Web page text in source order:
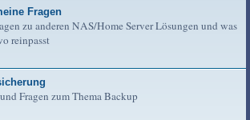
Fragen
zu anderen NAS/Home Server Lösungen und was
reinpasst
Fragen zum Thema Backup